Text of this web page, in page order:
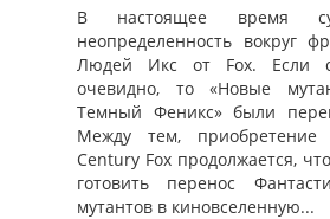
В настоящее время
неопределенность вокруг
Людей Икс от Fox. Если
очевидно, то «Новые
Темный Феникс» были
Между тем,
Century Fox продолжается,
готовить перенос
мутантов в киновселенную...